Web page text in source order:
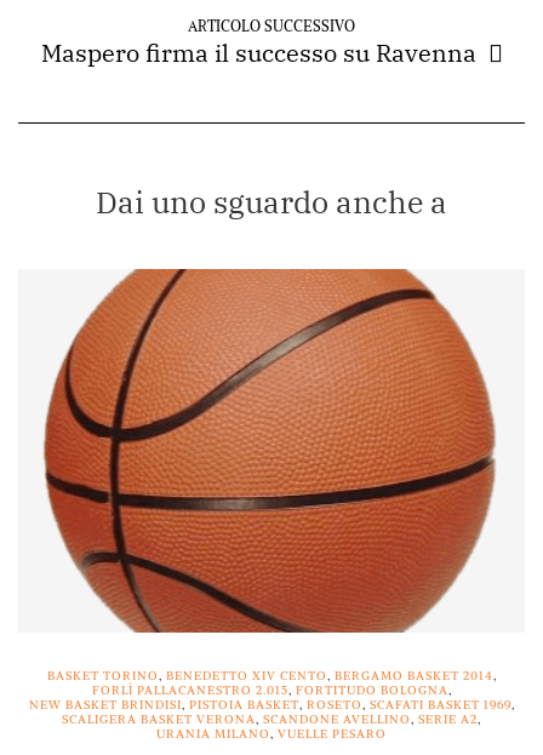
ARTICOLO SUCCESSIVO
Maspero firma il successo su Ravenna
Dai uno sguardo anche a
BASKET TORINO, BENEDETTO XIV CENTO, BERGAMO BASKET 2014,
FORLÌ PALLACANESTRO 2.015, FORTITUDO BOLOGNA,
NEW BASKET BRINDISI, PISTOIA BASKET, ROSETO, SCAFATI BASKET 1969,
SCALIGERA BASKET VERONA, SCANDONE AVELLINO, SERIE A2,
URANIA MILANO, VUELLE PESARO